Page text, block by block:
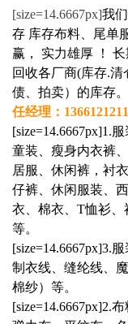
[size=14.6667px]我
存 库存布料、尾单
赢， 实力雄厚 ！
回收各厂商(库存.
债、拍卖）的库存。
任经理：
[size=14.6667px]1.
童装、瘦身内衣裤
居服、休闲裤，衬
仔裤、休闲服装、
衣、棉衣、T恤衫、
等。
[size=14.6667px]3.
制衣线、缝纶线、
棉纱）等。
[size=14.6667px]2.